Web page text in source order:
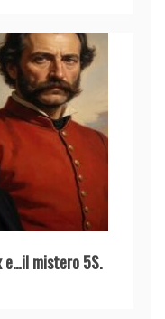
e…il mistero 5S.